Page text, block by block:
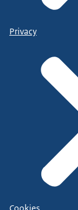
Privacy